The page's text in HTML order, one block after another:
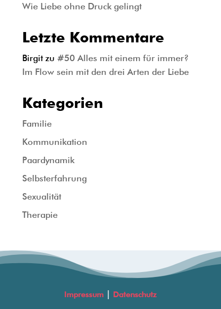
Wie Liebe ohne Druck gelingt
Letzte Kommentare
Birgitzu #50 Alles mit einem für immer?
Im Flow sein mit den drei Arten der Liebe
Kategorien
Familie
Kommunikation
Paardynamik
Selbsterfahrung
Sexualität
Therapie
Impressum Datenschutz